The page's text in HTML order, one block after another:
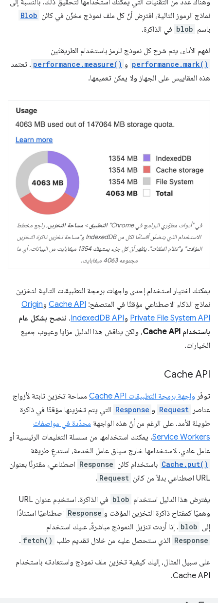
وهناك عدد من التقنيات التي يمكنك استخدامها لتحقيق ذلك. بالنسبة إلى
نماذج الرموز التالية، افترِض أنّ كل ملف نموذج مخزّن في كائن Blob
باسم blob في الذاكرة.
لفهم الأداء، يتم شرح كل نموذج للرمز باستخدام الطريقتَين
performance.mark() و performance.measure() . تعتمد
هذه المقاييس على الجهاز ولا يمكن تعميمها.
في "أدوات مطوّري البرامج في Chrome" التطبيق>مساحة التخزين، راجِع مخطط
الاستخدام الذي يتضمّن أقسامًا لكل من IndexedDB و"مساحة تخزين ذاكرة التخزين
المؤقت" و"نظام الملفات". يظهر أنّ كل جزء يستهلك 1354 ميغابايت من البيانات، أي ما
مجموعه 4063 ميغابايت.
يمكنك اختيار استخدام إحدى واجهات برمجة التطبيقات التالية لتخزين
نماذج الذكاء الاصطناعي مؤقتًا في المتصفح: Cache API وOrigin
Private File System API وIndexedDB API
. ننصح بشكل عام
باستخدام Cache API
، ولكن يناقش هذا الدليل مزايا وعيوب جميع
الخيارات.
Cache API
توفّر واجهة برمجة التطبيقات Cache API
مساحة تخزين ثابتة لأزواج
عناصر Request و Response التي يتم تخزينها مؤقتًا في ذاكرة
طويلة الأمد. على الرغم من أنّ هذه الواجهة محدّدة في مواصفات
Service Workers، يمكنك استخدامها من سلسلة التعليمات الرئيسية أو
عامل عادي. لاستخدامها خارج سياق عامل الخدمة، استدعِ طريقة
Cache.put() باستخدام كائن Response اصطناعي، مقترنًا بعنوان
URL اصطناعي بدلاً من كائن
Request
.
يفترض هذا الدليل استخدام blob
في الذاكرة. استخدِم عنوان URL
وهميًا كمفتاح ذاكرة التخزين المؤقت و Response اصطناعيًا استنادًا
إلى blob . إذا أردت تنزيل النموذج مباشرةً، عليك استخدام
Response الذي ستحصل عليه من خلال تقديم طلب fetch()
.
على سبيل المثال، إليك كيفية تخزين ملف نموذج واستعادته باستخدام
Cache API.